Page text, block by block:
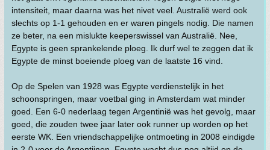
intensiteit, maar daarna was het nivet veel. Australië werd ook
slechts op 1-1 gehouden en er waren pingels nodig. Die namen
ze beter, na een mislukte keeperswissel van Australië. Nee,
Egypte is geen sprankelende ploeg. Ik durf wel te zeggen dat ik
Egypte de minst boeiende ploeg van de laatste 16 vind.
Op de Spelen van 1928 was Egypte verdienstelijk in het
schoonspringen, maar voetbal ging in Amsterdam wat minder
goed. Een 6-0 nederlaag tegen Argentinië was het gevolg, maar
goed, die zouden twee jaar later ook runner up worden op het
eerste WK. Een vriendschappelijke ontmoeting in 2008 eindigde